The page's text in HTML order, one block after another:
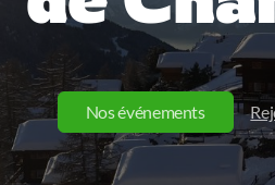
Nos événements